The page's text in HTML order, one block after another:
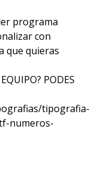
programa
con
que quieras
PODES
tipografia-
numeros-